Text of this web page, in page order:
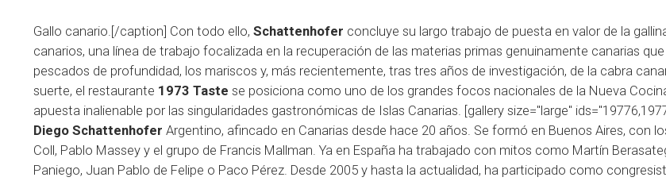
Gallo canario.[/caption] Con todo ello, Schattenhofer concluye su largo trabajo de puesta en valor de la
canarios, una línea de trabajo focalizada en la recuperación de las materias primas genuinamente canarias
pescados de profundidad, los mariscos y, más recientemente, tras tres años de investigación, de la cabra
suerte, el restaurante 1973 Taste se posiciona como uno de los grandes focos nacionales de la Nueva
apuesta inalienable por las singularidades gastronómicas de Islas Canarias. [gallery size="large"
Diego Schattenhofer Argentino, afincado en Canarias desde hace 20 años. Se formó en Buenos Aires, con
Coll, Pablo Massey y el grupo de Francis Mallman. Ya en España ha trabajado con mitos como Martín
Paniego, Juan Pablo de Felipe o Paco Pérez. Desde 2005 y hasta la actualidad, ha participado como